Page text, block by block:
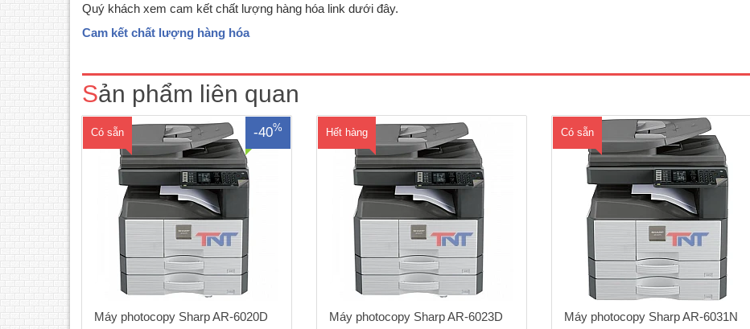
Quý khách xem cam kết chất lượng hàng hóa link dưới đây.
Cam kết chất lượng hàng hóa
Sản phẩm liên quan
Có sẵn -40%
Máy photocopy Sharp AR-6020DChức
giấy sao chụp: A3 – A5.Tốc độ copy - in:
MBBản chụp đầu tiên 6,4 giâyĐảo bản
sao 2 mặt tự động (in 2 mặt): Có sẵnCopy
liên tục từ : 01 ..
Máy photocopy Sharp AR-6020D
Hết hàng
Máy photocopy Sharp AR-
copy - in: 23 trang/phút A4.Khổ giấy sao
Máy photocopy Sharp AR-6023D
Có sẵn
Chia bộ điện tử lắp sẵn- Bộ tự động đảo
Máy photocopy Sharp AR-6031N